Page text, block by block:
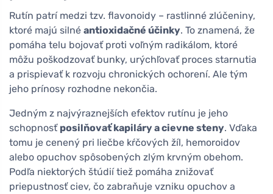
Rutín patrí medzi tzv. flavonoidy – rastlinné zlúčeniny,
ktoré majú silné antioxidačné účinky. To znamená, že
pomáha telu bojovať proti voľným radikálom, ktoré
môžu poškodzovať bunky, urýchľovať proces starnutia
a prispievať k rozvoju chronických ochorení. Ale tým
jeho prínosy rozhodne nekončia.
Jedným z najvýraznejších efektov rutínu je jeho
schopnosť posilňovať kapiláry a cievne steny. Vďaka
tomu je cenený pri liečbe kŕčových žíl, hemoroidov
alebo opuchov spôsobených zlým krvným obehom.
Podľa niektorých štúdií tiež pomáha znižovať
priepustnosť ciev, čo zabraňuje vzniku opuchov a